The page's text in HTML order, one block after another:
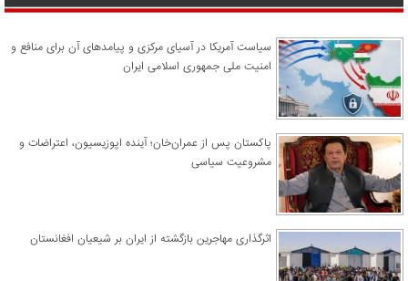
سیاست آمریکا در آسیای مرکزی و پیامدهای آن برای منافع و
امنیت ملی جمهوری اسلامی ایران
پاکستان پس از عمران‌خان؛ آینده اپوزیسیون، اعتراضات و
مشروعیت سیاسی
اثرگذاری مهاجرین بازگشته از ایران بر شیعیان افغانستان